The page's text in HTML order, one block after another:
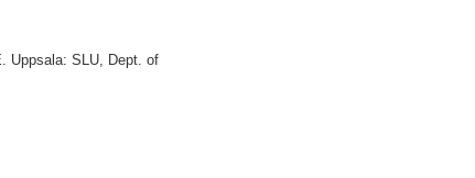
Uppsala: SLU, Dept. of